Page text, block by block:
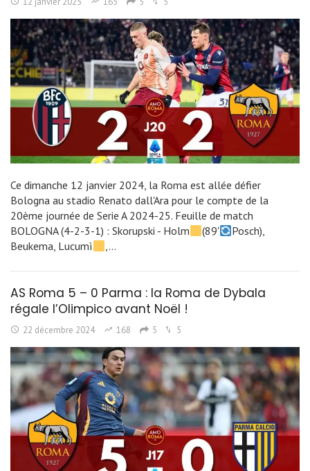
Ce dimanche 12 janvier 2024, la Roma est allée défier
Bologna au stadio Renato dall'Ara pour le compte de la
20ème journée de Serie A 2024-25. Feuille de match
BOLOGNA (4-2-3-1) : Skorupski - Holm
(89'
Posch),
Beukema, Lucumì
,…
AS Roma 5 – 0 Parma : la Roma de Dybala
régale l’Olimpico avant Noël !
22 décembre 2024 168 5 5